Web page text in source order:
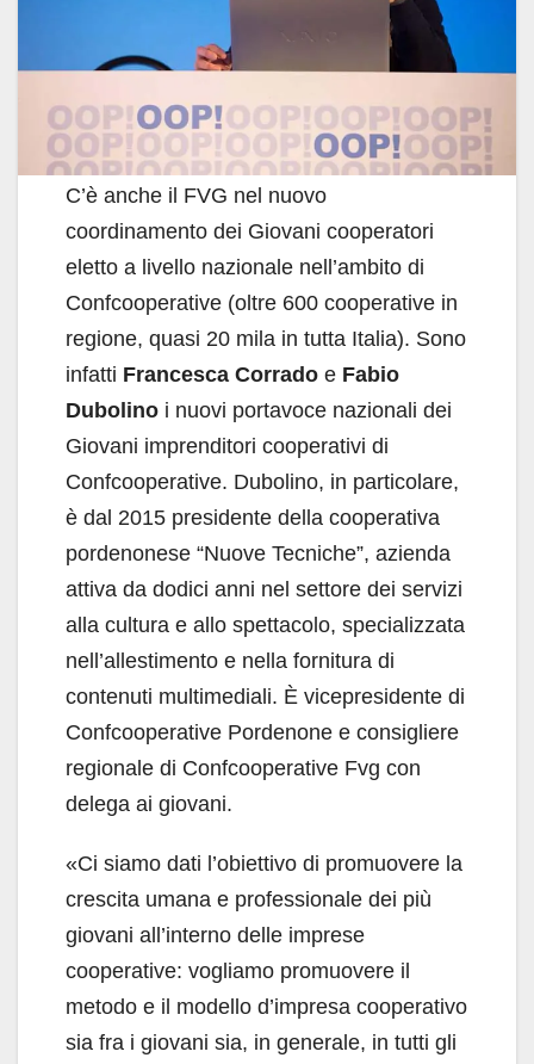
C’è anche il FVG nel nuovo
coordinamento dei Giovani cooperatori
eletto a livello nazionale nell’ambito di
Confcooperative (oltre 600 cooperative in
regione, quasi 20 mila in tutta Italia). Sono
infatti Francesca Corrado e Fabio
Dubolino i nuovi portavoce nazionali dei
Giovani imprenditori cooperativi di
Confcooperative. Dubolino, in particolare,
è dal 2015 presidente della cooperativa
pordenonese “Nuove Tecniche”, azienda
attiva da dodici anni nel settore dei servizi
alla cultura e allo spettacolo, specializzata
nell’allestimento e nella fornitura di
contenuti multimediali. È vicepresidente di
Confcooperative Pordenone e consigliere
regionale di Confcooperative Fvg con
delega ai giovani.
«Ci siamo dati l’obiettivo di promuovere la
crescita umana e professionale dei più
giovani all’interno delle imprese
cooperative: vogliamo promuovere il
metodo e il modello d’impresa cooperativo
sia fra i giovani sia, in generale, in tutti gli